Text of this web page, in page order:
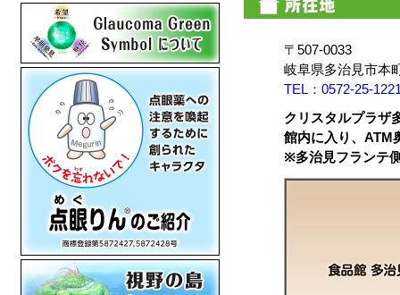
〒507-0033
岐阜県多治見市本
TEL：0572-25-
クリスタルプラザ
館内に入り、ATM
※多治見フランテ